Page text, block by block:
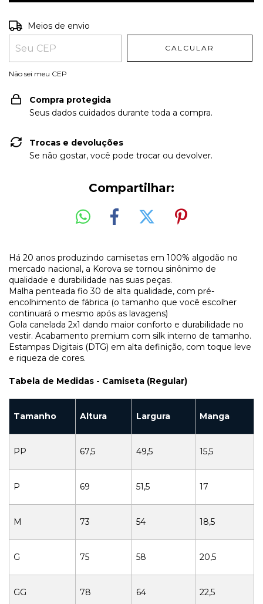
Entregas para o CEP:
Meios de envio
CALCULAR
Não sei meu CEP
Compra protegida
Seus dados cuidados durante toda a compra.
Trocas e devoluções
Se não gostar, você pode trocar ou devolver.
Compartilhar:
Há 20 anos produzindo camisetas em 100% algodão no
mercado nacional, a Korova se tornou sinônimo de
qualidade e durabilidade nas suas peças.
Malha penteada fio 30 de alta qualidade, com pré-
encolhimento de fábrica (o tamanho que você escolher
continuará o mesmo após as lavagens)
Gola canelada 2x1 dando maior conforto e durabilidade no
vestir. Acabamento premium com silk interno de tamanho.
Estampas Digitais (DTG) em alta definição, com toque leve
e riqueza de cores.
Tabela de Medidas - Camiseta (Regular)
Tamanho Altura Largura Manga
PP 67,5 49,5 15,5
P 69 51,5 17
M 73 54 18,5
G 75 58 20,5
GG 78 64 22,5